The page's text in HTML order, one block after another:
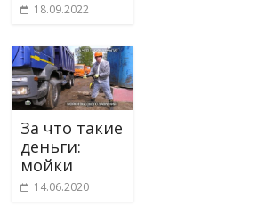
18.09.2022
За что такие
деньги:
мойки
14.06.2020